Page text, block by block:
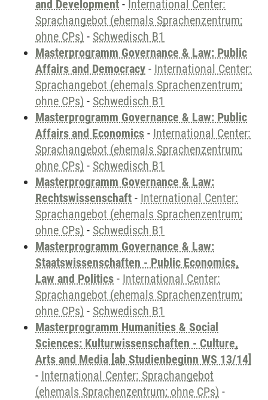
and Development - International Center:
Sprachangebot (ehemals Sprachenzentrum;
ohne CPs) - Schwedisch B1
Masterprogramm Governance & Law: Public
Affairs and Democracy - International Center:
Sprachangebot (ehemals Sprachenzentrum;
ohne CPs) - Schwedisch B1
Masterprogramm Governance & Law: Public
Affairs and Economics - International Center:
Sprachangebot (ehemals Sprachenzentrum;
ohne CPs) - Schwedisch B1
Masterprogramm Governance & Law:
Rechtswissenschaft - International Center:
Sprachangebot (ehemals Sprachenzentrum;
ohne CPs) - Schwedisch B1
Masterprogramm Governance & Law:
Staatswissenschaften - Public Economics,
Law and Politics - International Center:
Sprachangebot (ehemals Sprachenzentrum;
ohne CPs) - Schwedisch B1
Masterprogramm Humanities & Social
Sciences: Kulturwissenschaften - Culture,
Arts and Media [ab Studienbeginn WS 13/14]
- International Center: Sprachangebot
(ehemals Sprachenzentrum; ohne CPs) -